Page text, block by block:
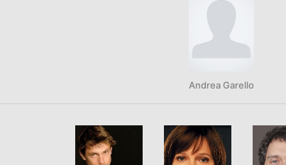
Andrea Garello